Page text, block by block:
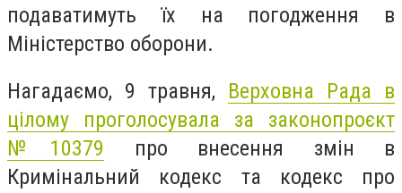
подаватимуть їх на погодження в
Міністерство оборони.
Нагадаємо, 9 травня, Верховна Рада в
цілому проголосувала за законопроєкт
№10379 про внесення змін в
Кримінальний кодекс та кодекс про